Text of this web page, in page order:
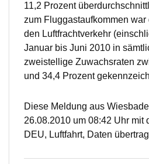
11,2 Prozent
zum Fluggastaufkommen
den Luftfrachtverkehr
Januar bis Juni 2010 in
zweistellige Zuwachsraten
und 34,4 Prozent
Diese Meldung aus
26.08.2010 um 08:42 Uhr mit
DEU, Luftfahrt, Daten